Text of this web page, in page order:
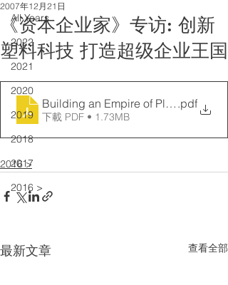
All Years
2022
2021
2020
2019
2018
2017
2016 >
《资本企业家》专访: 创新
塑料科技 打造超级企业王国
2007年12月21日
Building an Empire of Plastic
.pdf
下載 PDF • 1.73MB
2016 >
最新文章 查看全部